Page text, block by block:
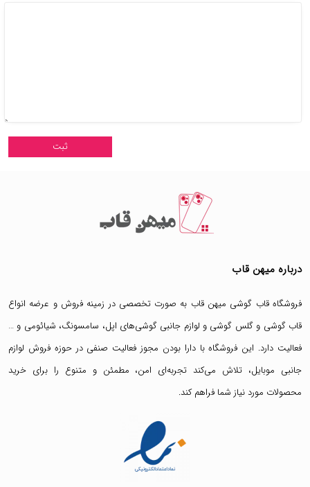
درباره میهن قاب
فروشگاه قاب گوشی میهن قاب به صورت تخصصی در زمینه فروش و عرضه انواع
قاب گوشی وگلس گوشی و لوازم جانبی گوشی‌های اپل، سامسونگ، شیائومی و …
فعالیت دارد. این فروشگاه با دارا بودن مجوز فعالیت صنفی در حوزه فروش لوازم
جانبی موبایل، تلاش می‌کند تجربه‌ای امن، مطمئن و متنوع را برای خرید
محصولات مورد نیاز شما فراهم کند.